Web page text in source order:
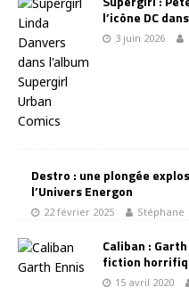
l’icône DC
3 juin 2026
Destro : une plongée
l’Univers Energon
22 février 2025 Stéphane
Caliban :
fiction
15 avril 2020